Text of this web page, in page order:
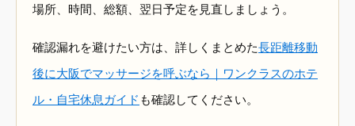
場所、時間、総額、翌日予定を見直しましょう。
確認漏れを避けたい方は、詳しくまとめた長距離移動
後に大阪でマッサージを呼ぶなら｜ワンクラスのホテ
ル・自宅休息ガイド も確認してください。